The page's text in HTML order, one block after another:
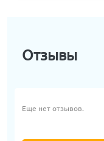
Отзывы
Еще нет отзывов.